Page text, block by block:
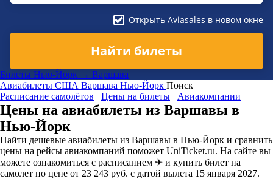
Открыть Aviasales в новом окне
Найти билеты
Билеты Нью-Йорк → Варшава
Авиабилеты США Варшава Нью-Йорк Поиск
Расписание самолётов
Цены на билеты Авиакомпании
Цены на авиабилеты из Варшавы в
Нью-Йорк
Найти дешевые авиабилеты из Варшавы в Нью-Йорк и сравнить
цены на рейсы авиакомпаний поможет UniTicket.ru. На сайте вы
можете ознакомиться с расписанием ✈ и купить билет на
самолет по цене от 23 243 руб. с датой вылета 15 января 2027.